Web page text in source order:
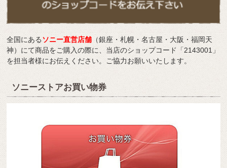
全国にあるソニー直営店舗 （銀座・札幌・名古屋・大阪・福岡天
神）にて商品をご購入の際に、当店のショップコード「2143001」
を担当者様にお伝えください。ご協力お願いいたします。
ソニーストアお買い物券